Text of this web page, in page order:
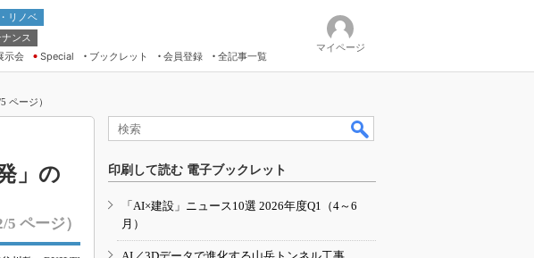
リノベ
ンス
示会
Special ブックレット 会員登録 全記事一覧
マイページ
ページ）
」の
5 ページ）
印刷して読む 電子ブックレット
「AI×建設」ニュース10選 2026年度Q1（4～6
月）